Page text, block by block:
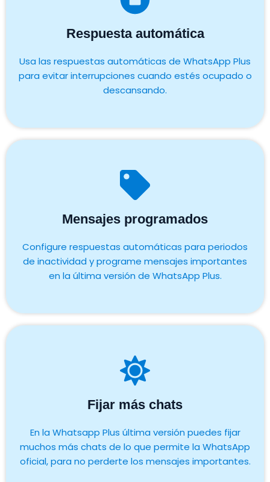
Respuesta automática
Usa las respuestas automáticas de WhatsApp Plus
para evitar interrupciones cuando estés ocupado o
descansando.
Mensajes programados
Configure respuestas automáticas para periodos
de inactividad y programe mensajes importantes
en la última versión de WhatsApp Plus.
Fijar más chats
En la Whatsapp Plus última versión puedes fijar
muchos más chats de lo que permite la WhatsApp
oficial, para no perderte los mensajes importantes.